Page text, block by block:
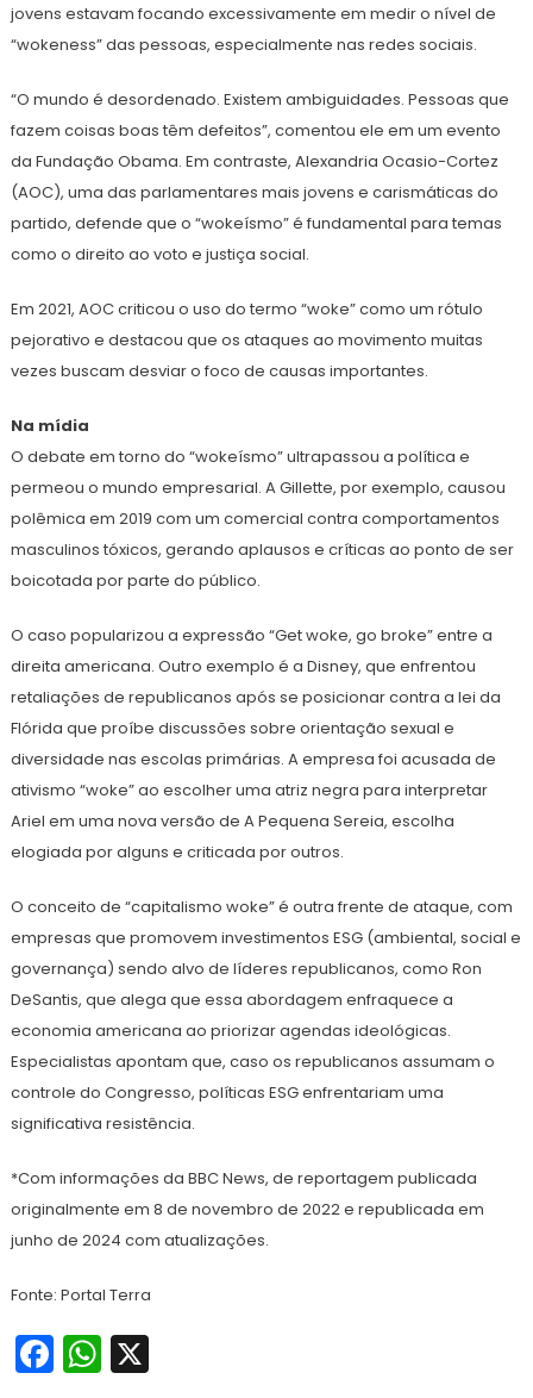
jovens estavam focando excessivamente em medir o nível de
“wokeness” das pessoas, especialmente nas redes sociais.
“O mundo é desordenado. Existem ambiguidades. Pessoas que
fazem coisas boas têm defeitos”, comentou ele em um evento
da Fundação Obama. Em contraste, Alexandria Ocasio-Cortez
(AOC), uma das parlamentares mais jovens e carismáticas do
partido, defende que o “wokeísmo” é fundamental para temas
como o direito ao voto e justiça social.
Em 2021, AOC criticou o uso do termo “woke” como um rótulo
pejorativo e destacou que os ataques ao movimento muitas
vezes buscam desviar o foco de causas importantes.
Na mídia
O debate em torno do “wokeísmo” ultrapassou a política e
permeou o mundo empresarial. A Gillette, por exemplo, causou
polêmica em 2019 com um comercial contra comportamentos
masculinos tóxicos, gerando aplausos e críticas ao ponto de ser
boicotada por parte do público.
O caso popularizou a expressão “Get woke, go broke” entre a
direita americana. Outro exemplo é a Disney, que enfrentou
retaliações de republicanos após se posicionar contra a lei da
Flórida que proíbe discussões sobre orientação sexual e
diversidade nas escolas primárias. A empresa foi acusada de
ativismo “woke” ao escolher uma atriz negra para interpretar
Ariel em uma nova versão de A Pequena Sereia, escolha
elogiada por alguns e criticada por outros.
O conceito de “capitalismo woke” é outra frente de ataque, com
empresas que promovem investimentos ESG (ambiental, social e
governança) sendo alvo de líderes republicanos, como Ron
DeSantis, que alega que essa abordagem enfraquece a
economia americana ao priorizar agendas ideológicas.
Especialistas apontam que, caso os republicanos assumam o
controle do Congresso, políticas ESG enfrentariam uma
significativa resistência.
*Com informações da BBC News, de reportagem publicada
originalmente em 8 de novembro de 2022 e republicada em
junho de 2024 com atualizações.
Fonte: Portal Terra
Facebook
WhatsApp
X